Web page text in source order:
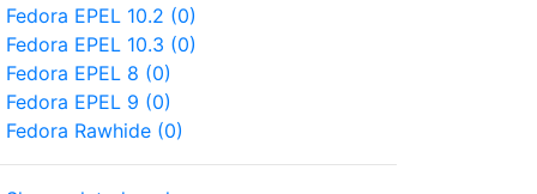
Fedora EPEL 10.2 (0)
Fedora EPEL 10.3 (0)
Fedora EPEL 8 (0)
Fedora EPEL 9 (0)
Fedora Rawhide (0)